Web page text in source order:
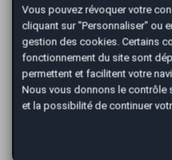
Renseignez le
Vous pouvez révoquer votre
cliquant sur "Personnaliser" ou
gestion des cookies. Certains
fonctionnement du site sont
permettent et facilitent votre
Nous vous donnons le contrôle
et la possibilité de continuer